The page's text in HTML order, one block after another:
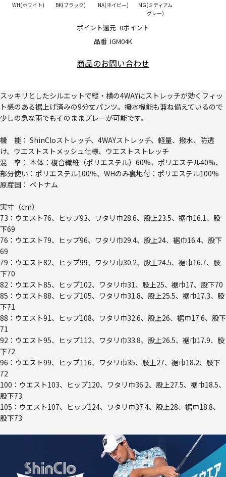
品番 IGM04K
ポイント還元 0ポイント
WH(ホワイト) BK(ブラック) NA(ネイビー)
MG(ミディアム
グレー)
商品のお問い合わせ
スッキリとしたシルエットで縦・横の4WAYにストレッチが効くフィッ
ト感のある裾上げ済みの9分丈パンツ。撥水機能も兼ね備えているので
少しの急な雨でもそのままプレーが可能です。
機 能： ShinCloストレッチ、4WAYストレッチ、軽量、撥水、防透
け、ウエストストメッシュ仕様、ウエストストレッチ
混 率： 本体：複合繊維（ポリエステル）60%、ポリエステル40%、
部分使い：ポリエステル100％、WHのみ裏地付：ポリエステル100%
原産国： ベトナム
実寸（cm）
73：ウエスト76、ヒップ93、ワタリ巾28.6、股上23.5、裾巾16.1、股
下69
76：ウエスト79、ヒップ96、ワタリ巾29.4、股上24、裾巾16.4、股下
69
79：ウエスト82、ヒップ99、ワタリ巾30.2、股上24.5、裾巾16.7、股
下70
82：ウエスト85、ヒップ102、ワタリ巾31、股上25、裾巾17、股下70
85：ウエスト88、ヒップ105、ワタリ巾31.8、股上25.5、裾巾17.3、股
下71
88：ウエスト91、ヒップ108、ワタリ巾32.6、股上26、裾巾17.6、股下
71
92：ウエスト95、ヒップ112、ワタリ巾33.8、股上26.5、裾巾17.9、股
下72
96：ウエスト99、ヒップ116、ワタリ巾35、股上27、裾巾18.2、股下
72
100：ウエスト103、ヒップ120、ワタリ巾36.2、股上27.5、裾巾18.5、
股下73
105：ウエスト107、ヒップ124、ワタリ巾37.4、股上28、裾巾18.8、
股下73